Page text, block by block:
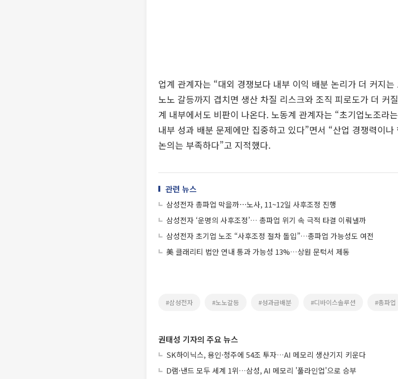
업계 관계자는 “대외 경쟁보다 내부 이익 배분 논리가 더 커지
노노 갈등까지 겹치면 생산 차질 리스크와 조직 피로도가 더 커
계 내부에서도 비판이 나온다. 노동계 관계자는 “초기업노조라
내부 성과 배분 문제에만 집중하고 있다”면서 “산업 경쟁력이
논의는 부족하다”고 지적했다.
관련 뉴스
삼성전자 총파업 막을까⋯노사, 11~12일 사후조정 진행
삼성전자 ‘운명의 사후조정’… 총파업 위기 속 극적 타결 이뤄낼까
삼성전자 초기업 노조 “사후조정 절차 돌입”…총파업 가능성도 여전
美 클래리티 법안 연내 통과 가능성 13%…상원 문턱서 제동
#삼성전자 #노노갈등 #성과급배분 #디바이스솔루션 #총파업
권태성 기자의 주요 뉴스
SK하이닉스, 용인·청주에 54조 투자…AI 메모리 생산기지 키운다
D램·낸드 모두 세계 1위…삼성, AI 메모리 '풀라인업'으로 승부